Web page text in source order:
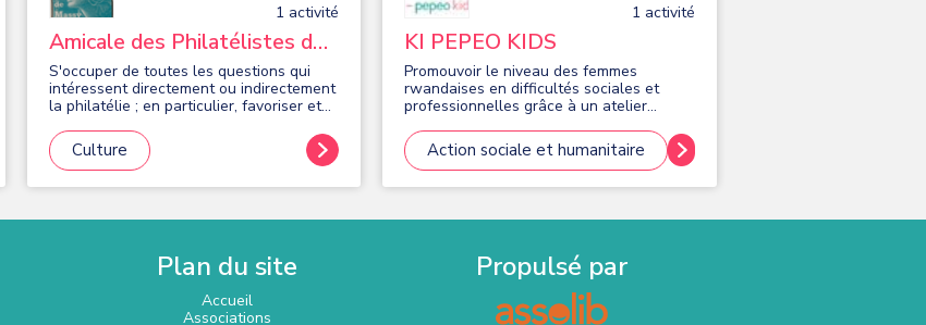
1 activité
Amicale des Philatélistes de
Massy
S'occuper de toutes les questions qui
intéressent directement ou indirectement
la philatélie ; en particulier, favoriser et
sein des couches populaires
Culture
1 activité
KI PEPEO KIDS
Promouvoir le niveau des femmes
rwandaises en difficultés sociales et
professionnelles grâce à un atelier
femmes afin de leur apprendre à coudre
et elles concentre sur la fabrication de
vêtements pour enfants.
Action sociale et humanitaire
Plan du site
Accueil
Associations
Propulsé par